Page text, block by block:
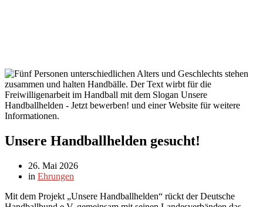
Unsere Handballhelden gesucht!
26. Mai 2026
in Ehrungen
Mit dem Projekt „Unsere Handballhelden“ rückt der Deutsche